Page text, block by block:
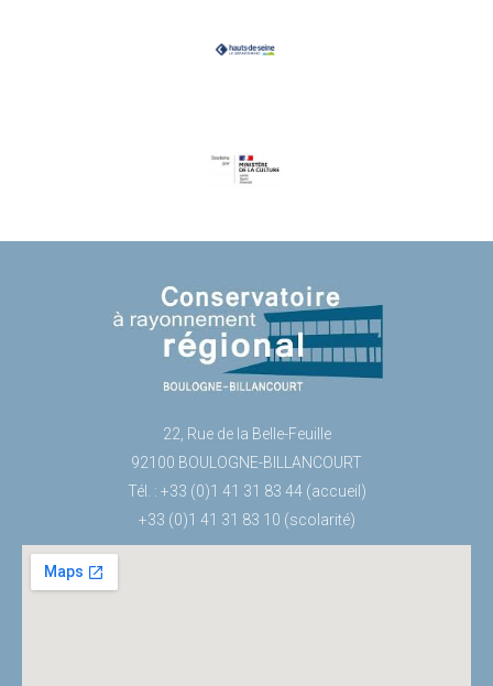
22, Rue de la Belle-Feuille
92100 BOULOGNE-BILLANCOURT
Tél. : +33 (0)1 41 31 83 44 (accueil)
+33 (0)1 41 31 83 10 (scolarité)